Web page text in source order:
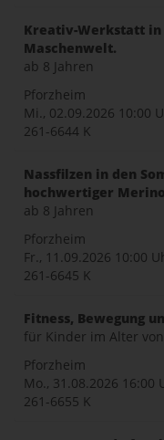
Kreativ-Werkstatt in
Maschenwelt.
ab 8 Jahren
Pforzheim
Mi., 02.09.2026 10:00
261-6644 K
Nassfilzen in den
hochwertiger
ab 8 Jahren
Pforzheim
Fr., 11.09.2026 10:00
261-6645 K
Fitness, Bewegung
für Kinder im Alter von
Pforzheim
Mo., 31.08.2026 16:00
261-6655 K